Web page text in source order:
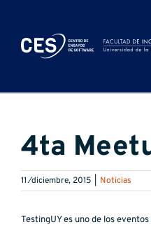
contenido
4ta
11 ⁄diciembre, 2015 Noticias
TestingUY es uno de los